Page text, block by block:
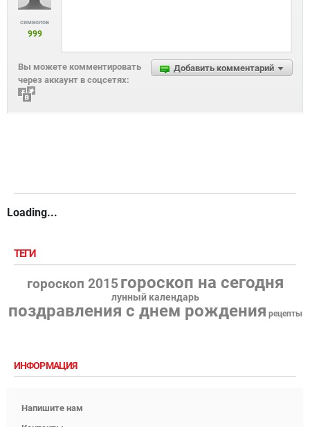
символов
999
Добавить комментарий
Вы можете комментировать
через аккаунт в соцсетях:
Loading...
ТЕГИ
гороскоп 2015 гороскоп на сегодня
лунный календарь
поздравления с днем рождения рецепты
ИНФОРМАЦИЯ
Напишите нам